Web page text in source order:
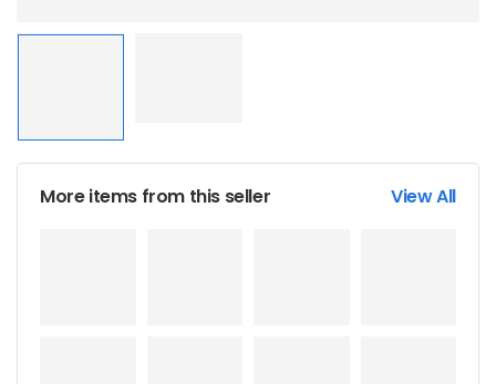
More items from this seller View All